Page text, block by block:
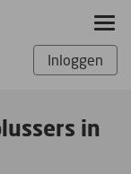
Inloggen
in